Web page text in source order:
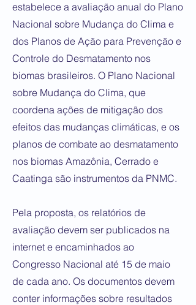
estabelece a avaliação anual do Plano
Nacional sobre Mudança do Clima e
dos Planos de Ação para Prevenção e
Controle do Desmatamento nos
biomas brasileiros. O Plano Nacional
sobre Mudança do Clima, que
coordena ações de mitigação dos
efeitos das mudanças climáticas, e os
planos de combate ao desmatamento
nos biomas Amazônia, Cerrado e
Caatinga são instrumentos da PNMC.
Pela proposta, os relatórios de
avaliação devem ser publicados na
internet e encaminhados ao
Congresso Nacional até 15 de maio
de cada ano. Os documentos devem
conter informações sobre resultados